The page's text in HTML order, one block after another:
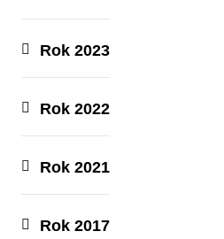
Rok 2023
Rok 2022
Rok 2021
Rok 2017